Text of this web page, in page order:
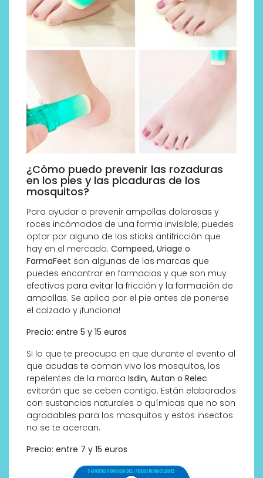
¿Cómo puedo prevenir las rozaduras
en los pies y las picaduras de los
mosquitos?
Para ayudar a prevenir ampollas dolorosas y
roces incómodos de una forma invisible, puedes
optar por alguno de los sticks antifricción que
hay en el mercado. Compeed, Uriage o
FarmaFeet son algunas de las marcas que
puedes encontrar en farmacias y que son muy
efectivos para evitar la fricción y la formación de
ampollas. Se aplica por el pie antes de ponerse
el calzado y ¡funciona!
Precio: entre 5 y 15 euros
Si lo que te preocupa en que durante el evento al
que acudas te coman vivo los mosquitos, los
repelentes de la marca Isdin, Autan o Relec
evitarán que se ceben contigo. Están elaborados
con sustancias naturales o químicas que no son
agradables para los mosquitos y estos insectos
no se te acercan.
Precio: entre 7 y 15 euros